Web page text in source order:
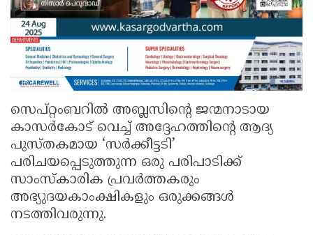
സെപ്റ്റംബറിൽ അബ്ലസിന്റെ ജന്മനാടായ
കാസർകോട് വെച്ച് അദ്ദേഹത്തിന്റെ ആദ്യ
പുസ്തകമായ ‘സർക്കീട്ടടി’
പരിചയപ്പെടുത്തുന്ന ഒരു പരിപാടിക്ക്
സാംസ്കാരിക പ്രവർത്തകരും
അഭ്യുദയകാംക്ഷികളും ഒരുക്കങ്ങൾ
നടത്തിവരുന്നു.